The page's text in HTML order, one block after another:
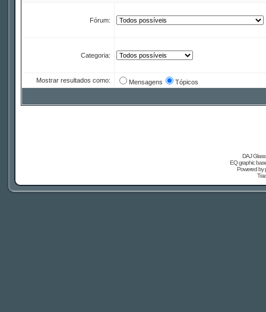
Fórum:
Categoria:
Mostrar resultados como: Mensagens Tópicos
DAJ
EQ graphic
Powered by